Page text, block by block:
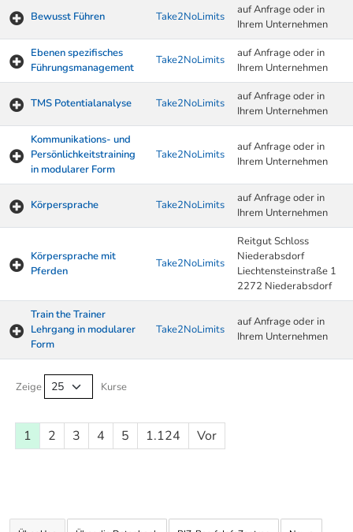
Bewusst Führen Take2NoLimits
auf Anfrage oder in
Ihrem Unternehmen
Ebenen spezifisches
Führungsmanagement
Take2NoLimits
auf Anfrage oder in
Ihrem Unternehmen
TMS Potentialanalyse Take2NoLimits
auf Anfrage oder in
Ihrem Unternehmen
Kommunikations- und
Persönlichkeitstraining
in modularer Form
Take2NoLimits
auf Anfrage oder in
Ihrem Unternehmen
Körpersprache Take2NoLimits
auf Anfrage oder in
Ihrem Unternehmen
Körpersprache mit
Pferden
Take2NoLimits
Reitgut Schloss
Niederabsdorf
Liechtensteinstraße 1
2272 Niederabsdorf
Train the Trainer
Lehrgang in modularer
Form
Take2NoLimits
auf Anfrage oder in
Ihrem Unternehmen
Zeige Kurse
1 2 3 4 5 1.124 Vor